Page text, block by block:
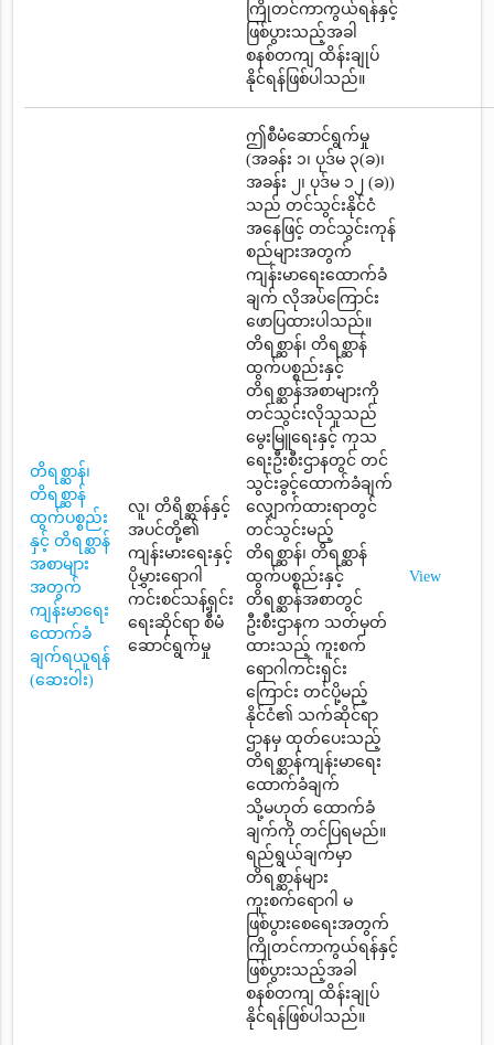
ကြိုတင်ကာကွယ်ရန်နှင့်
ဖြစ်ပွားသည့်အခါ
စနစ်တကျ ထိန်းချုပ်
နိုင်ရန်ဖြစ်ပါသည်။
တိရစ္ဆာန်၊
တိရစ္ဆာန်
ထွက်ပစ္စည်း
နှင့် တိရစ္ဆာန်
အစာများ
အတွက်
ကျန်းမာရေး
ထောက်ခံ
ချက်ရယူရန်
(ဆေးဝါး)
လူ၊ တိရိစ္ဆာန်နှင့်
အပင်တို့၏
ကျန်းမားရေးနှင့်
ပိုမွှားရောဂါ
ကင်းစင်သန့်ရှင်း
ရေးဆိုင်ရာ စီမံ
ဆောင်ရွက်မှု
ဤစီမံဆောင်ရွက်မှု
(အခန်း ၁၊ ပုဒ်မ ၃(ခ)၊
အခန်း ၂၊ ပုဒ်မ ၁၂ (ခ))
သည် တင်သွင်းနိုင်ငံ
အနေဖြင့် တင်သွင်းကုန်
စည်များအတွက်
ကျန်းမာရေးထောက်ခံ
ချက် လိုအပ်ကြောင်း
ဖောပြထားပါသည်။
တိရစ္ဆာန်၊ တိရစ္ဆာန်
ထွက်ပစ္စည်းနှင့်
တိရစ္ဆာန်အစာများကို
တင်သွင်းလိုသူသည်
မွေးမြူရေးနှင့် ကုသ
ရေးဦးစီးဌာနတွင် တင်
သွင်းခွင့်ထောက်ခံချက်
လျှောက်ထားရာတွင်
တင်သွင်းမည့်
တိရစ္ဆာန်၊ တိရစ္ဆာန်
ထွက်ပစ္စည်းနှင့်
တိရစ္ဆာန်အစာတွင်
ဦးစီးဌာနက သတ်မှတ်
ထားသည့် ကူးစက်
ရောဂါကင်းရှင်း
ကြောင်း တင်ပို့မည့်
နိုင်ငံ၏ သက်ဆိုင်ရာ
ဌာနမှ ထုတ်ပေးသည့်
တိရစ္ဆာန်ကျန်းမာရေး
ထောက်ခံချက်
သို့မဟုတ် ထောက်ခံ
ချက်ကို တင်ပြရမည်။
ရည်ရွယ်ချက်မှာ
တိရစ္ဆာန်များ
ကူးစက်ရောဂါ မ
ဖြစ်ပွားစေရေးအတွက်
ကြိုတင်ကာကွယ်ရန်နှင့်
ဖြစ်ပွားသည့်အခါ
စနစ်တကျ ထိန်းချုပ်
နိုင်ရန်ဖြစ်ပါသည်။
View